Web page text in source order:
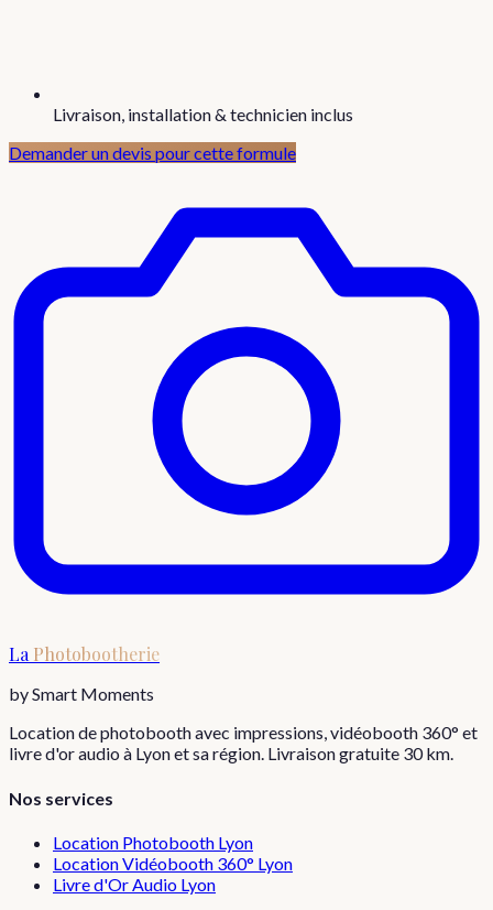
Livraison, installation & technicien inclus
Demander un devis pour cette formule
LaPhotobootherie
by Smart Moments
Location de photobooth avec impressions, vidéobooth 360° et
livre d'or audio à Lyon et sa région. Livraison gratuite 30 km.
Nos services
Location Photobooth Lyon
Location Vidéobooth 360° Lyon
Livre d'Or Audio Lyon